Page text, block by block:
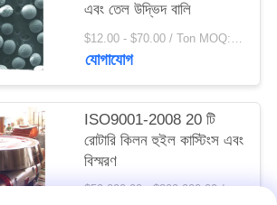
এবং তেল উদ্ভিদ বালি
$12.00 - $70.00 / Ton MOQ:1 টন / টন
যোগাযোগ
ISO9001-2008 20 টি
রোটারি কিলন হুইল কাস্টিংস এবং
বিস্মরণ
$50,000.00 - $300,000.00 / Set MOQ:1 সেট / সেট